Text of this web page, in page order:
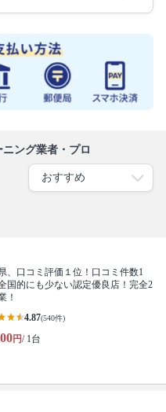
ング業者・プロ
、口コミ評価１位！口コミ件数1
国的にも少ない認定優良店！完全2
！
4.87(540件)
円/ 1台